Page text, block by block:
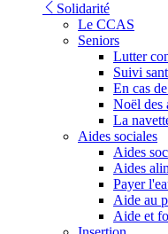
Solidarité
Le CCAS
Seniors
Lutter
Suivi
En cas
Noël des
La
Aides sociales
Aides
Aides
Payer
Aide au
Aide et